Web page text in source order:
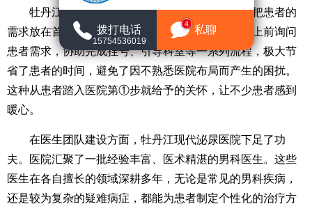
牡丹江现代泌尿医院在医疗服务过程中，始终把患者的
需求放在首位。走进医院大厅，导医人员会热情地上前询问
患者需求，协助完成挂号、引导科室等一系列流程，极大节
省了患者的时间，避免了因不熟悉医院布局而产生的困扰。
这种从患者踏入医院第①步就给予的关怀，让不少患者感到
暖心。
在医生团队建设方面，牡丹江现代泌尿医院下足了功
夫。医院汇聚了一批经验丰富、医术精湛的男科医生。这些
医生在各自擅长的领域深耕多年，无论是常见的男科疾病，
还是较为复杂的疑难病症，都能为患者制定个性化的治疗方
拨打电话
15754536019
4 私聊